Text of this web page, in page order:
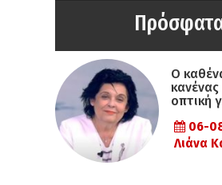
Ο
κανένας
οπτική
06-
Λιάνα